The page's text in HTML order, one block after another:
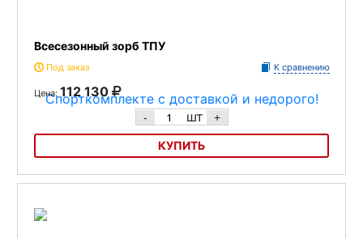
Всесезонный зорб ТПУ
Под заказ К сравнению
Цена: 112 130
- шт +
КУПИТЬ
Всесезонный зорб ТПУ